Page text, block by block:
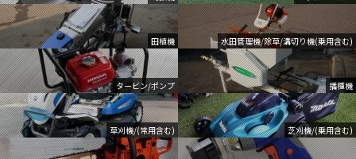
田植機 水田管理機/除草/溝切り機(乗用含む)
タービン/ポンプ 播種機
草刈機/(常用含む) 芝刈機/(乗用含む)